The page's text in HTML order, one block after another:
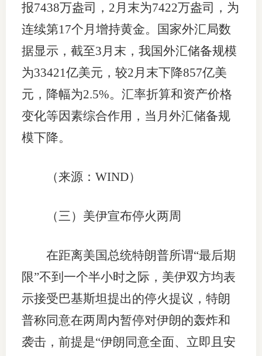
网上投
报7438万盎司，2月末为7422万盎司，为
连续第17个月增持黄金。国家外汇局数
据显示，截至3月末，我国外汇储备规模
为33421亿美元，较2月末下降857亿美
元，降幅为2.5%。汇率折算和资产价格
变化等因素综合作用，当月外汇储备规
模下降。
（来源：WIND）
（三）美伊宣布停火两周
在距离美国总统特朗普所谓“最后期
限”不到一个半小时之际，美伊双方均表
示接受巴基斯坦提出的停火提议，特朗
普称同意在两周内暂停对伊朗的轰炸和
袭击，前提是“伊朗同意全面、立即且安